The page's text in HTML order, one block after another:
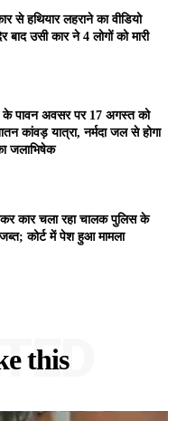
से हथियार लहराने का वीडियो
बाद उसी कार ने 4 लोगों को मारी
के पावन अवसर पर 17 अगस्त को
कांवड़ यात्रा, नर्मदा जल से होगा
जलाभिषेक
कार चला रहा चालक पुलिस के
कोर्ट में पेश हुआ मामला
this